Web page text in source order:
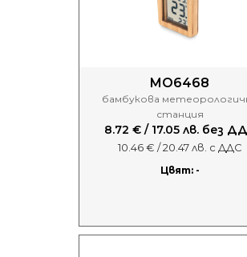
MO6468
бамбукова
станция
8.72 € / 17.05 лв. без
10.46 € / 20.47 лв. с ДДС
Цвят: -